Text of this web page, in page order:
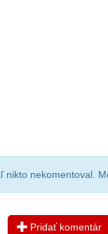
nikto nekomentoval.
Pridať komentár